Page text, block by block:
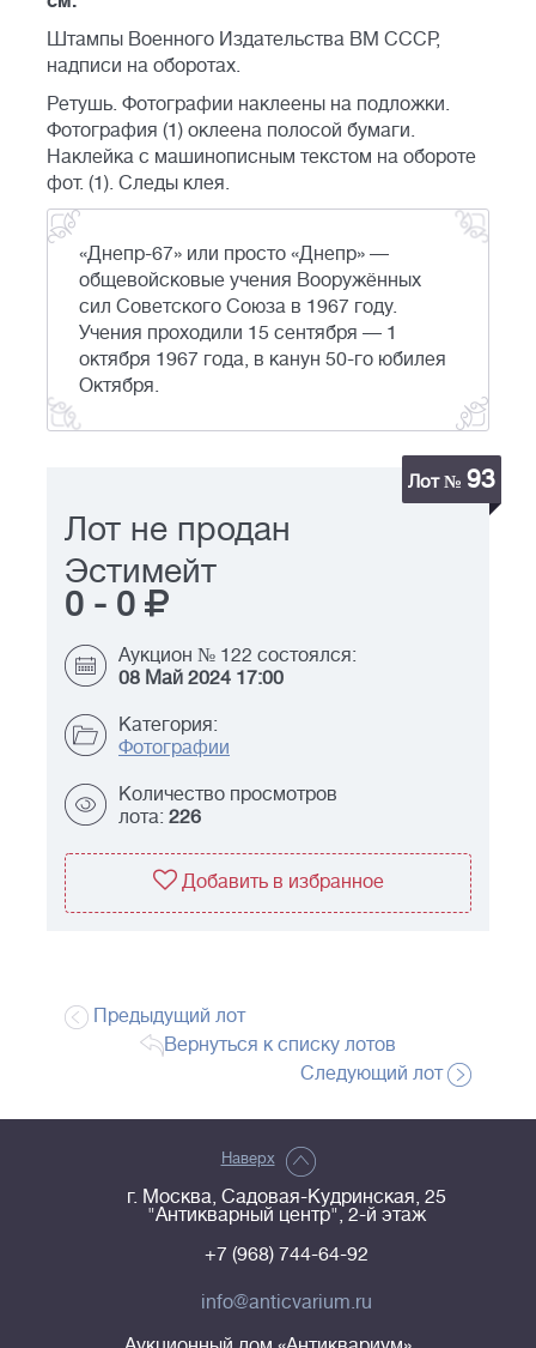
Штампы Военного Издательства ВМ СССР,
надписи на оборотах.
Ретушь. Фотографии наклеены на подложки.
Фотография (1) оклеена полосой бумаги.
Наклейка с машинописным текстом на обороте
фот. (1). Следы клея.
«Днепр-67» или просто «Днепр» —
общевойсковые учения Вооружённых
сил Советского Союза в 1967 году.
Учения проходили 15 сентября — 1
октября 1967 года, в канун 50-го юбилея
Октября.
Лот № 93
Лот не продан
Эстимейт
0 - 0
Аукцион № 122 состоялся:
08 Май 2024 17:00
Категория:
Фотографии
Количество просмотров
лота: 226
Добавить в избранное
Предыдущий лот
Вернуться к списку лотов
Следующий лот
Наверх
г. Москва, Садовая-Кудринская, 25
"Антикварный центр", 2-й этаж
+7 (968) 744-64-92
info@anticvarium.ru